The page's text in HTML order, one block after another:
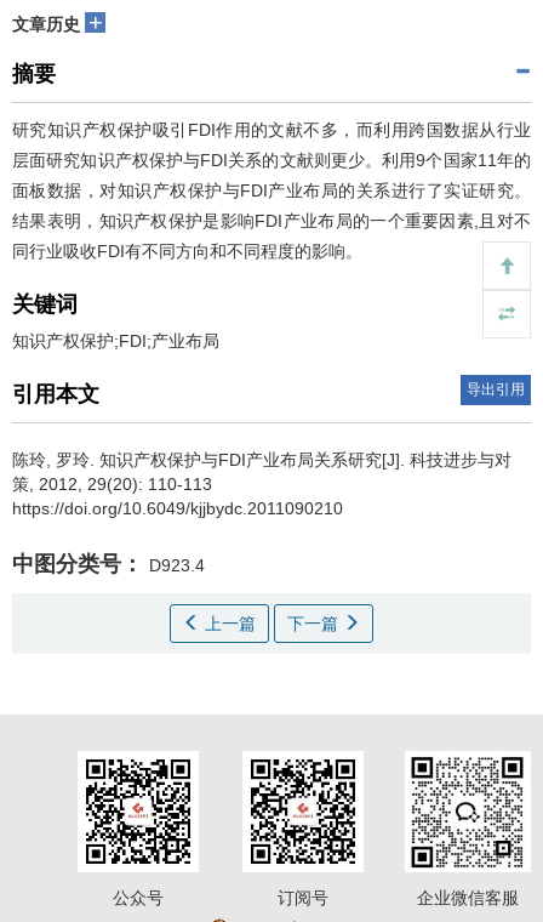
文章历史 +
摘要
研究知识产权保护吸引FDI作用的文献不多，而利用跨国数据从行业
层面研究知识产权保护与FDI关系的文献则更少。利用9个国家11年的
面板数据，对知识产权保护与FDI产业布局的关系进行了实证研究。
结果表明，知识产权保护是影响FDI产业布局的一个重要因素,且对不
同行业吸收FDI有不同方向和不同程度的影响。
关键词
知识产权保护;FDI;产业布局
引用本文 导出引用
陈玲 罗玲 知识产权保护与FDI产业布局关系研究[J]. 科技进步与对
策, 2012, 29(20): 110-113
https://doi.org/10.6049/kjjbydc.2011090210
中图分类号： D923.4
上一篇 下一篇
公众号 订阅号
企业微信客服